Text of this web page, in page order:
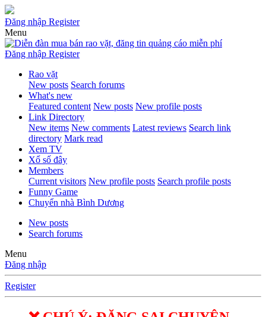
Đăng nhập Register
Menu
Đăng nhập Register
Rao vặt
New posts Search forums
What's new
Featured content New posts New profile posts
Link Directory
New items New comments Latest reviews Search link
directory Mark read
Xem TV
Xổ số đây
Members
Current visitors New profile posts Search profile posts
Funny Game
Chuyển nhà Bình Dương
New posts
Search forums
Menu
Đăng nhập
Register